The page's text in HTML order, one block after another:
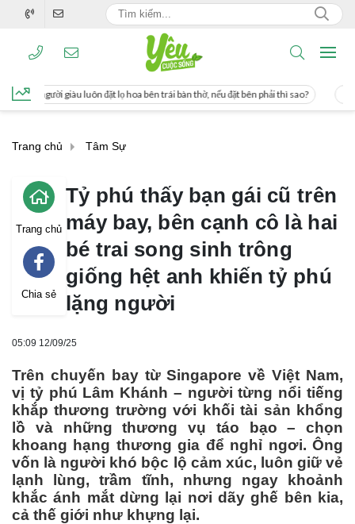
hoa bên trái bàn thờ, nếu đặt bên phải thì sao? Cách uống nước mía giúp
Trang chủ Tâm Sự
Trang chủ
Chia sẻ
Tỷ phú thấy bạn gái cũ trên
máy bay, bên cạnh cô là hai
bé trai song sinh trông
giống hệt anh khiến tỷ phú
lặng người
05:09 12/09/25
Trên chuyến bay từ Singapore về Việt Nam,
vị tỷ phú Lâm Khánh – người từng nổi tiếng
khắp thương trường với khối tài sản khổng
lồ và những thương vụ táo bạo – chọn
khoang hạng thương gia để nghỉ ngơi. Ông
vốn là người khó bộc lộ cảm xúc, luôn giữ vẻ
lạnh lùng, trầm tĩnh, nhưng ngay khoảnh
khắc ánh mắt dừng lại nơi dãy ghế bên kia,
cả thế giới như khựng lại.